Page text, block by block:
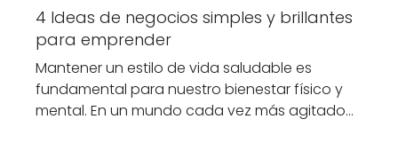
4 Ideas de negocios simples y brillantes
para emprender
Mantener un estilo de vida saludable es
fundamental para nuestro bienestar físico y
mental. En un mundo cada vez más agitado…